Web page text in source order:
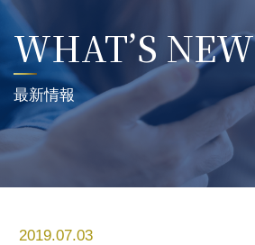
WHAT’S NEW
最新情報
2019.07.03